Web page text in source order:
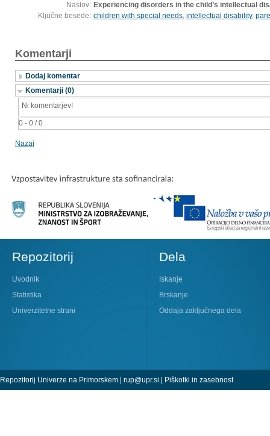
Naslov: Experiencing disorders in the child’s intellectual
Ključne besede: children with special needs, intellectual disability,
Komentarji
Dodaj komentar
Komentarji (0)
0 - 0 / 0
Ni komentarjev!
Nazaj
Repozitorij
Uvodnik
Statistika
Univerzitetne strani
Dela
Iskanje
Brskanje
Oddaja zaključnega dela
Repozitorij Univerze na Primorskem | rup@upr.si Piškotki in zasebnost